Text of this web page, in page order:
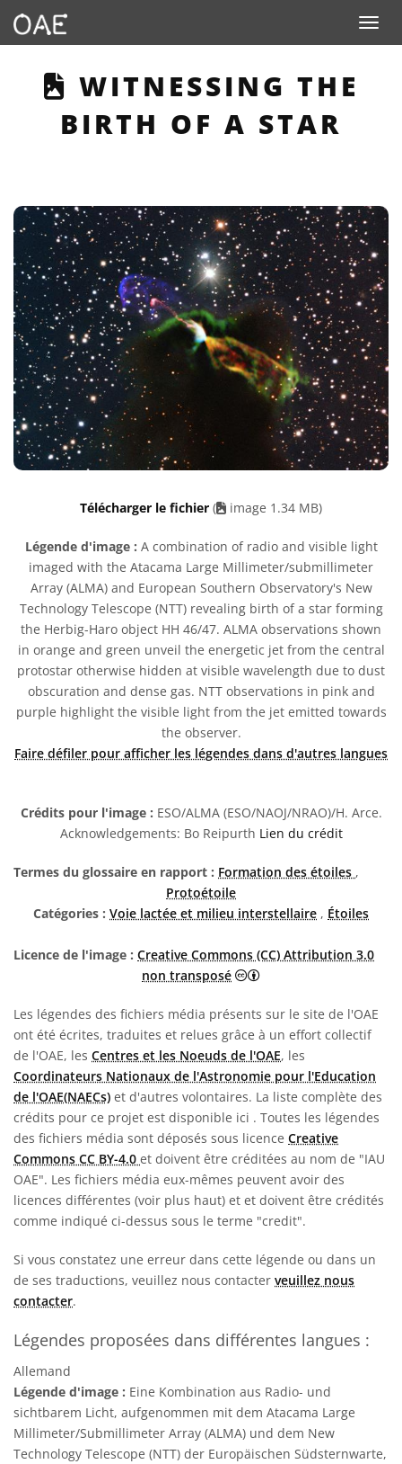
Toggle
THIS PAGE
WITNESSING THE
BIRTH OF A STAR
Télécharger le fichier ( image 1.34 MB)
Légende d'image : A combination of radio and visible light
imaged with the Atacama Large Millimeter/submillimeter
Array (ALMA) and European Southern Observatory's New
Technology Telescope (NTT) revealing birth of a star forming
the Herbig-Haro object HH 46/47. ALMA observations shown
in orange and green unveil the energetic jet from the central
protostar otherwise hidden at visible wavelength due to dust
obscuration and dense gas. NTT observations in pink and
purple highlight the visible light from the jet emitted towards
the observer.
Faire défiler pour afficher les légendes dans d'autres langues
Crédits pour l'image : ESO/ALMA (ESO/NAOJ/NRAO)/H. Arce.
Acknowledgements: Bo Reipurth Lien du crédit
Termes du glossaire en rapport : Formation des étoiles ,
Protoétoile
Catégories : Voie lactée et milieu interstellaire , Étoiles
Licence de l'image : Creative Commons (CC) Attribution 3.0
non transposé
Creative Commons
Les légendes des fichiers média présents sur le site de l'OAE
ont été écrites, traduites et relues grâce à un effort collectif
de l'OAE, les Centres et les Noeuds de l'OAE, les
Coordinateurs Nationaux de l'Astronomie pour l'Education
de l'OAE(NAECs) et d'autres volontaires. La liste complète des
crédits pour ce projet est disponible ici . Toutes les légendes
des fichiers média sont déposés sous licence Creative
Commons CC BY-4.0 et doivent être créditées au nom de "IAU
OAE". Les fichiers média eux-mêmes peuvent avoir des
licences différentes (voir plus haut) et et doivent être crédités
comme indiqué ci-dessus sous le terme "credit".
Si vous constatez une erreur dans cette légende ou dans un
de ses traductions, veuillez nous contacter veuillez nous
contacter.
Légendes proposées dans différentes langues :
Allemand
Légende d'image : Eine Kombination aus Radio- und
sichtbarem Licht, aufgenommen mit dem Atacama Large
Millimeter/Submillimeter Array (ALMA) und dem New
Technology Telescope (NTT) der Europäischen Südsternwarte,